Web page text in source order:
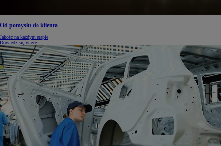
Od pomysłu do klienta
Jakość na każdym etapie
Dowiedz się więcej